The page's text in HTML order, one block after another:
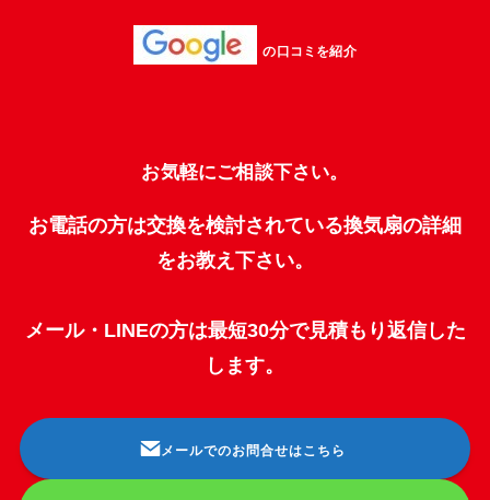
の口コミを紹介
お気軽にご相談下さい。
お電話の方は交換を検討されている換気扇の詳細
をお教え下さい。
メール・LINEの方は最短30分で見積もり返信した
します。
メールでのお問合せはこちら